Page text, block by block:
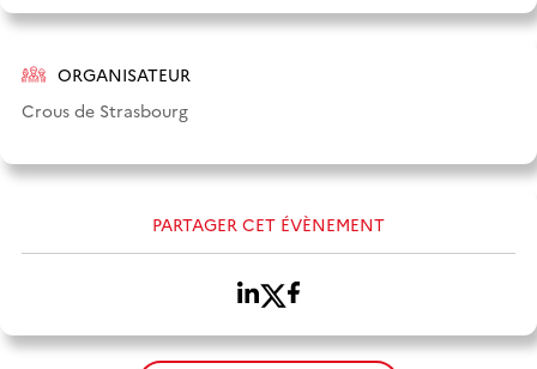
ORGANISATEUR
Crous de Strasbourg
PARTAGER CET ÉVÈNEMENT